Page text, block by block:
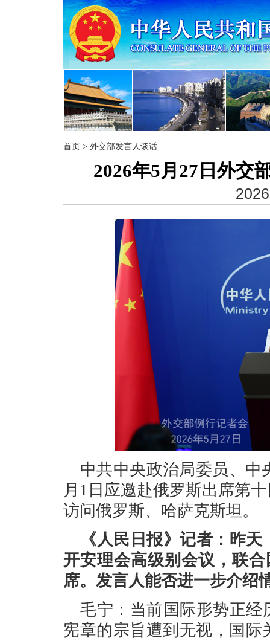
首页 > 外交部发言人谈话
2026年5月27日外交
中共中央政治局委员、中
月1日应邀赴俄罗斯出席第
访问俄罗斯、哈萨克斯坦。
《人民日报》记者：昨
开安理会高级别会议，联
席。发言人能否进一步介绍
毛宁：当前国际形势正经
宪章的宗旨遭到无视，国